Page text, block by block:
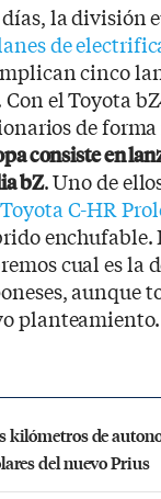
la división
de
cinco
el Toyota
de
consiste en
bZ. Uno de
Toyota C-HR
enchufable.
cual es la
aunque
planteamiento.
kilómetros de
del nuevo Prius